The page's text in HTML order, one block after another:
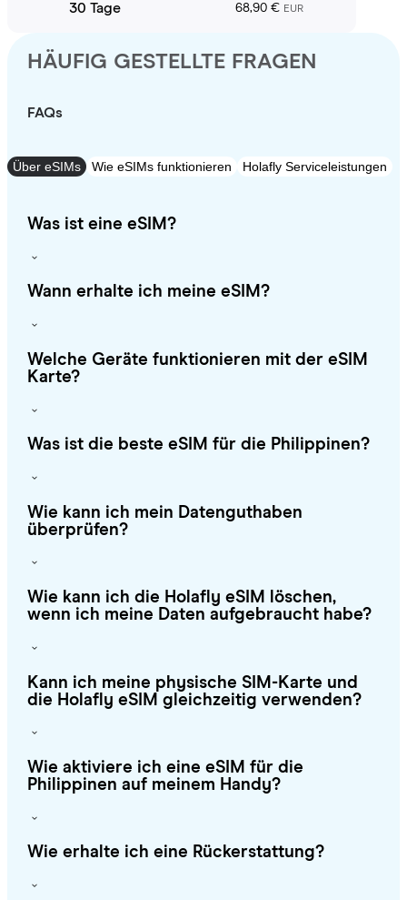
30 Tage 68,90 € EUR
HÄUFIG GESTELLTE FRAGEN
FAQs
Über eSIMs Wie eSIMs funktionieren Holafly Serviceleistungen
Was ist eine eSIM?
Wann erhalte ich meine eSIM?
Welche Geräte funktionieren mit der eSIM
Karte?
Was ist die beste eSIM für die Philippinen?
Wie kann ich mein Datenguthaben
überprüfen?
Wie kann ich die Holafly eSIM löschen,
wenn ich meine Daten aufgebraucht habe?
Kann ich meine physische SIM-Karte und
die Holafly eSIM gleichzeitig verwenden?
Wie aktiviere ich eine eSIM für die
Philippinen auf meinem Handy?
Wie erhalte ich eine Rückerstattung?